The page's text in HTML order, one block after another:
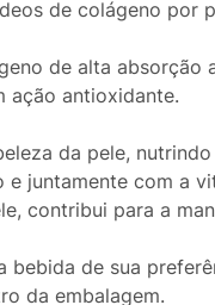
de colágeno por
de alta absorção
ação antioxidante.
da pele,
juntamente com a
contribui para a
de sua
da embalagem.